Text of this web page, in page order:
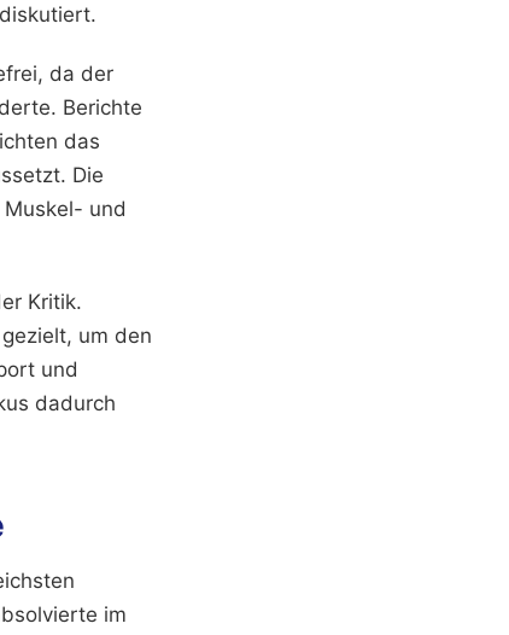
da der
Berichte
das
Die
und
Kritik.
um den
und
dadurch
im